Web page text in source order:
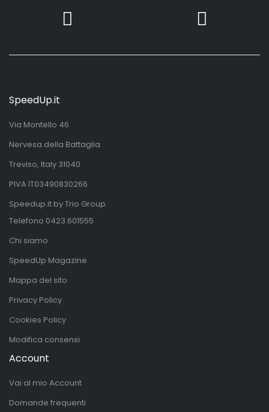
SpeedUp.it
Via Montello 46
Nervesa della Battaglia
Treviso, Italy 31040
PIVA IT03490830266
Speedup.it by Trio Group
Telefono 0423.601555
Chi siamo
SpeedUp Magazine
Mappa del sito
Privacy Policy
Cookies Policy
Modifica consensi
Account
Vai al mio Account
Domande frequenti